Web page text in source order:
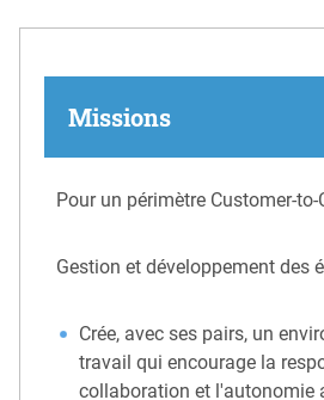
Missions
Pour un périmètre Customer-
Gestion et développement des
Crée, avec ses pairs, un
travail qui encourage la
collaboration et l'autonomie